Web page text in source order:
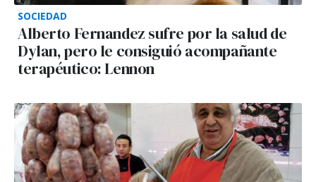
SOCIEDAD
Alberto Fernandez sufre por la salud de
Dylan, pero le consiguió acompañante
terapéutico: Lennon